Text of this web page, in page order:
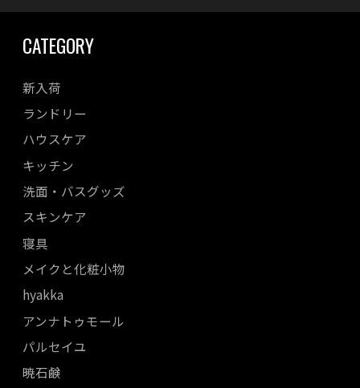
CATEGORY
新入荷
ランドリー
ハウスケア
キッチン
洗面・バスグッズ
スキンケア
寝具
メイクと化粧小物
hyakka
アンナトゥモール
パルセイユ
暁石鹸